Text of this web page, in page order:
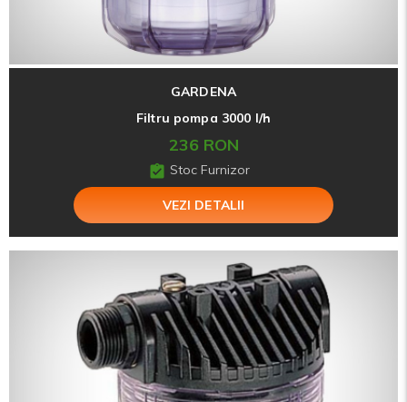
GARDENA
Filtru pompa 3000 l/h
236 RON
Stoc Furnizor
VEZI DETALII